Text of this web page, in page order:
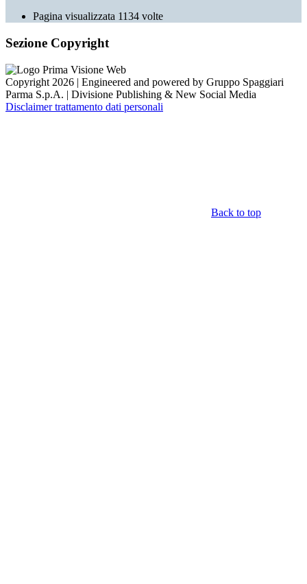
Pagina visualizzata 1134 volte
Sezione Copyright
Copyright 2026 | Engineered and powered by Gruppo Spaggiari
Parma S.p.A. | Divisione Publishing & New Social Media
Disclaimer trattamento dati personali
Back to top